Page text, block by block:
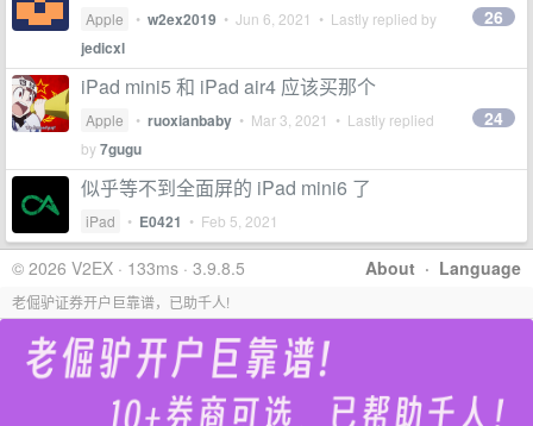
Apple • w2ex2019 • Jun 6, 2021 • Lastly replied by
jedicxl
26
iPad mini5 和 iPad air4 应该买那个
Apple • ruoxianbaby • Mar 3, 2021 • Lastly replied
by7gugu
24
似乎等不到全面屏的 iPad mini6 了
iPad • E0421 • Feb 5, 2021
About · Language
© 2026 V2EX · 133ms · 3.9.8.5
老倔驴证券开户巨靠谱，已助千人!